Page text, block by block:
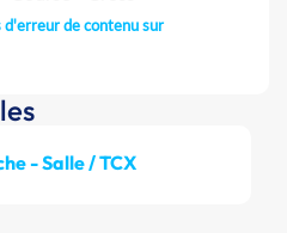
d'erreur de contenu sur
- Salle / TCX